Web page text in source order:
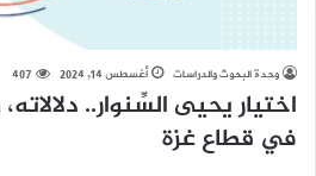
وحدة البحوث والدراسات أغسطس 14, 2024 407
اختيار يحيى السِّنوار..
في قطاع غزة